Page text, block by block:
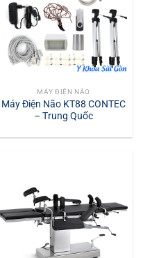
MÁY ĐIỆN NÃO
Máy Điện Não KT88 CONTEC
– Trung Quốc